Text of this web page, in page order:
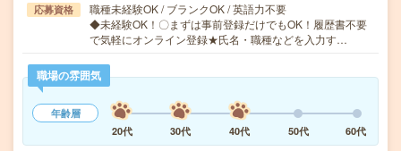
応募資格
職種未経験OK / ブランクOK / 英語力不要
◆未経験OK！〇まずは事前登録だけでもOK！履歴書不要
で気軽にオンライン登録★氏名・職種などを入力す…
職場の雰囲気
年齢層
20代
30代 40代 50代 60代